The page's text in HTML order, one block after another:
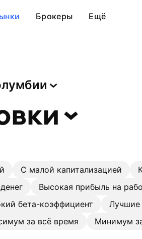
Брокеры Ещё
С малой капитализацией
Высокая прибыль на
бета-коэффициент Лучшие
за всё время Минимум